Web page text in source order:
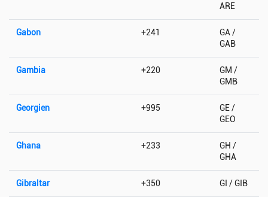
ARE
Gabon +241
GA /
GAB
Gambia +220
GM /
GMB
Georgien +995
GE /
GEO
Ghana +233
GH /
GHA
Gibraltar +350 GI / GIB